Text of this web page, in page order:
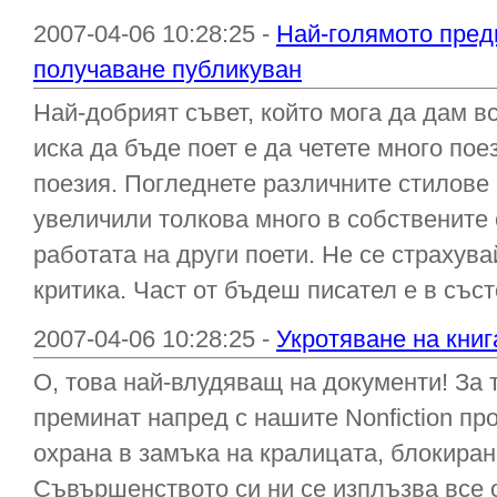
2007-04-06 10:28:25 - Най-голямото
получаване публикуван
Най-добрият съвет, който мога да дам
иска да бъде поет е да четете много
поезия. Погледнете различните
увеличили толкова много в
работата на други поети. Не се
критика. Част от бъдеш писател е в
2007-04-06 10:28:25 - Укротяване на
О, това най-влудяващ на документи! За
преминат напред с нашите Nonfiction
охрана в замъка на кралицата,
Съвършенството си ни се изплъзва все